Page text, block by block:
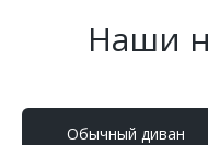
Наши
Обычный диван